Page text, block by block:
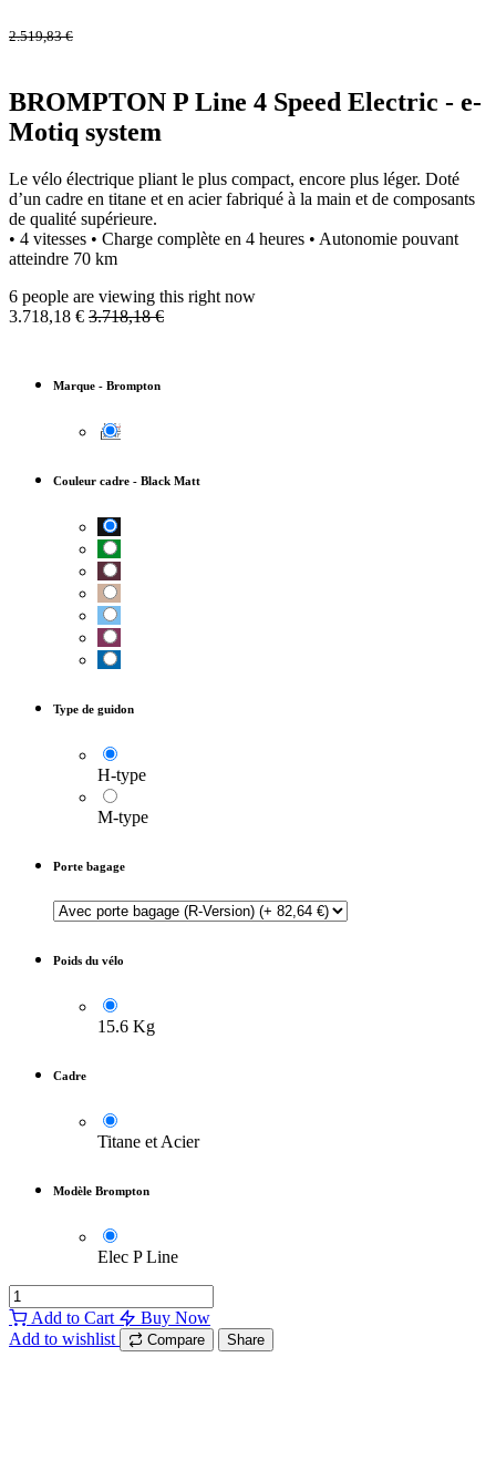
2.519,83€
BROMPTON P Line 4 Speed Electric - e-
Motiq system
Le vélo électrique pliant le plus compact, encore plus léger. Doté
d’un cadre en titane et en acier fabriqué à la main et de composants
de qualité supérieure.
• 4 vitesses • Charge complète en 4 heures • Autonomie pouvant
atteindre 70 km
6 people are viewing this right now
3.718,18 € 3.718,18€
Marque - Brompton
Couleur cadre - Black Matt
Type de guidon
H-type
M-type
Porte bagage
Poids du vélo
15.6 Kg
Cadre
Titane et Acier
Modèle Brompton
Elec P Line
Add to Cart
Buy Now
Add to wishlist
Compare Share